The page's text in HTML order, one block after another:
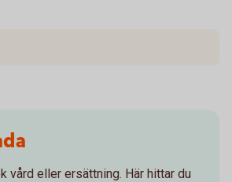
vård eller ersättning. Här hittar du